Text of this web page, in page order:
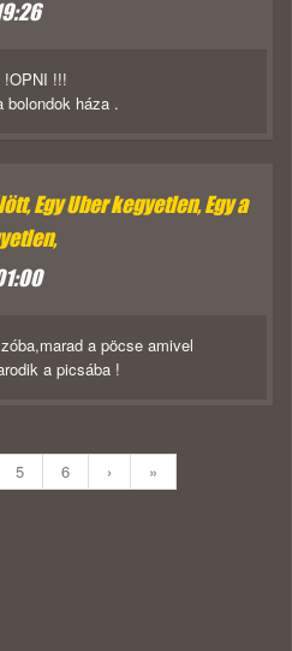
!OPNI !!!
bolondok háza .
Egy Uber kegyetlen, Egy a
a pöcse amivel
a picsába !
5 6 › »